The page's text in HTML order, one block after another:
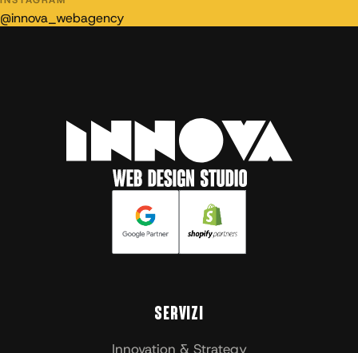
@innova_webagency
Servizi
Innovation & Strategy